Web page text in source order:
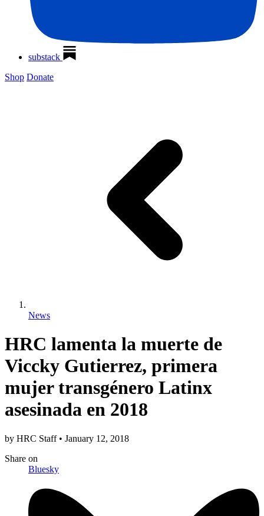
substack
Shop Donate
News
HRC lamenta la muerte de
Viccky Gutierrez, primera
mujer transgénero Latinx
asesinada en 2018
by HRC Staff • January 12, 2018
Share on
Bluesky